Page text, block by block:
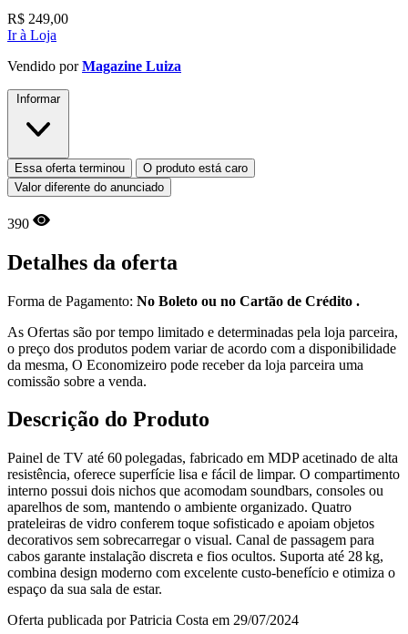
R$ 249,00
Ir à Loja
Vendido porMagazine Luiza
Informar
Essa oferta terminou
O produto está caro
Valor diferente do anunciado
390
Detalhes da oferta
Forma de Pagamento: No Boleto ou no Cartão de Crédito .
As Ofertas são por tempo limitado e determinadas pela loja parceira,
o preço dos produtos podem variar de acordo com a disponibilidade
da mesma, O Economizeiro pode receber da loja parceira uma
comissão sobre a venda.
Descrição do Produto
Painel de TV até 60 polegadas, fabricado em MDP acetinado de alta
resistência, oferece superfície lisa e fácil de limpar. O compartimento
interno possui dois nichos que acomodam soundbars, consoles ou
aparelhos de som, mantendo o ambiente organizado. Quatro
prateleiras de vidro conferem toque sofisticado e apoiam objetos
decorativos sem sobrecarregar o visual. Canal de passagem para
cabos garante instalação discreta e fios ocultos. Suporta até 28 kg,
combina design moderno com excelente custo‑benefício e otimiza o
espaço da sua sala de estar.
Oferta publicada por Patricia Costa em 29/07/2024